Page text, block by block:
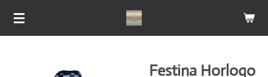
Ga
Festina Horlogo